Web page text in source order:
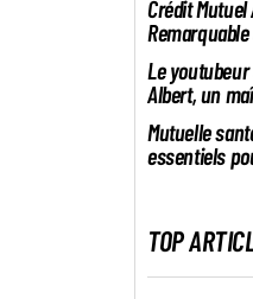
Crédit
Le youtubeur
Albert, un
Mutuelle
essentiels
TOP